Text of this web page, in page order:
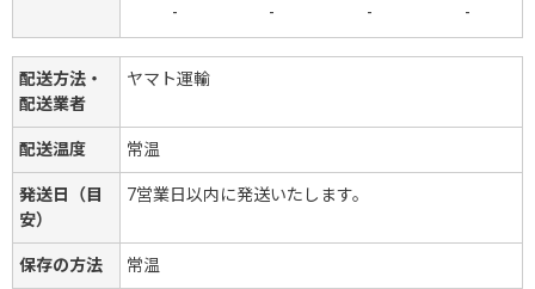
-
- - -
配送方法・
配送業者
ヤマト運輸
配送温度 常温
発送日（目
安）
7営業日以内に発送いたします。
保存の方法 常温